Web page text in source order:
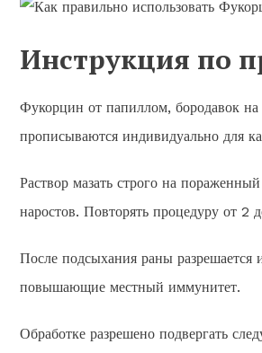
Инструкция по
Фукорцин от папиллом, бородавок на
прописываются индивидуально для
Раствор мазать строго на
наростов. Повторять процедуру от 2
После подсыхания раны разрешается
повышающие местный иммунитет.
Обработке разрешено подвергать